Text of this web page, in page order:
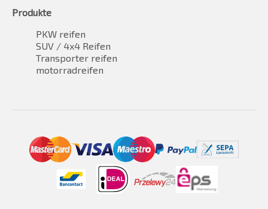
Produkte
PKW reifen
SUV / 4x4 Reifen
Transporter reifen
motorradreifen